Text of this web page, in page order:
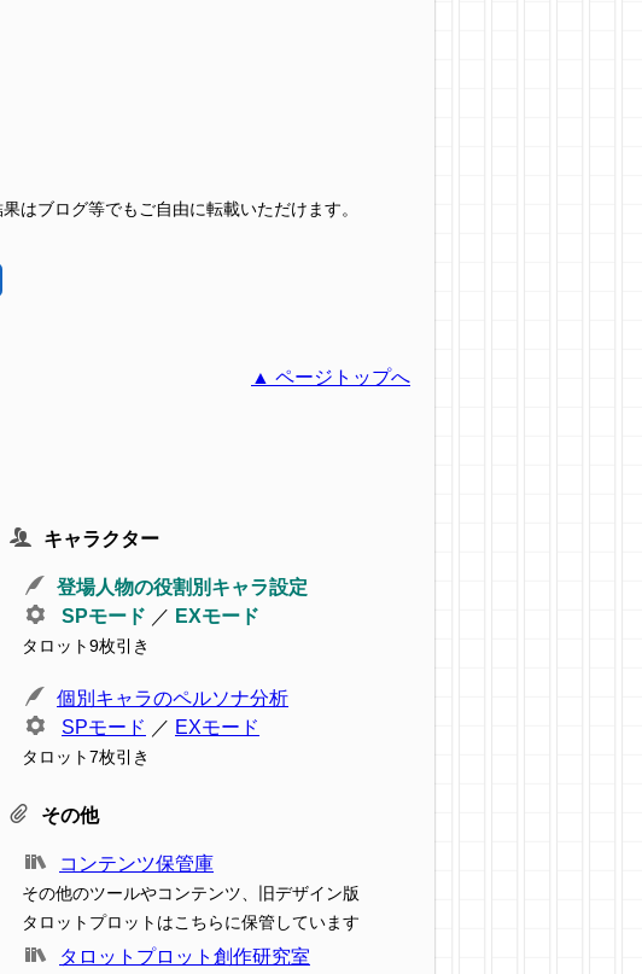
はブログ等でもご自由に転載いただけます。
▲ ページトップへ
キャラクター
登場人物の役割別キャラ設定
SPモード ／ EXモード
タロット9枚引き
個別キャラのペルソナ分析
SPモード ／ EXモード
タロット7枚引き
その他
コンテンツ保管庫
その他のツールやコンテンツ、旧デザイン版
タロットプロットはこちらに保管しています
タロットプロット創作研究室